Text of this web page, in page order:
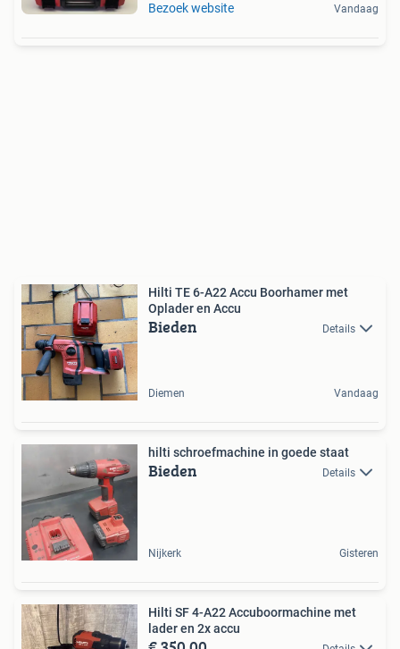
Bezoek website Vandaag
Hilti TE 6-A22 Accu Boorhamer met
Oplader en Accu
Bieden Details
Diemen Vandaag
hilti schroefmachine in goede staat
Bieden Details
Nijkerk Gisteren
Hilti SF 4-A22 Accuboormachine met
lader en 2x accu